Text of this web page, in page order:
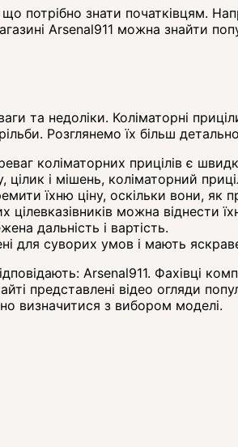
потрібно знати початківцям.
Arsenal911 можна знайти
та недоліки. Коліматорні
Розглянемо їх більш
коліматорних прицілів є
і мішень, коліматорний
їхню ціну, оскільки вони, як
цілевказівників можна
дальність і вартість.
для суворих умов і мають
Arsenal911. Фахівці
представлені відео огляди
визначитися з вибором моделі.